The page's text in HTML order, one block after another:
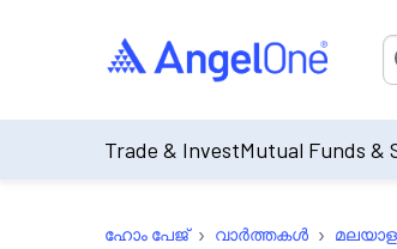
Trade & InvestMutual Funds &
ഹോം പേജ് › വാർത്തകൾ ›